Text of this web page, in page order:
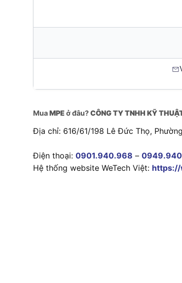
MuaMPEở đâu?CÔNG TY TNHH KỸ
Địa chỉ: 616/61/198 Lê Đức Thọ,
Điện thoại: 0901.940.968 –
Hệ thống website WeTech Việt: